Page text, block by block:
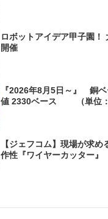
ロボットアイデア甲子園！
開催
『2026年8月5日～』 銅
値 2330ベース （単位：
【ジェフコム】現場が求め
作性『ワイヤーカッター』